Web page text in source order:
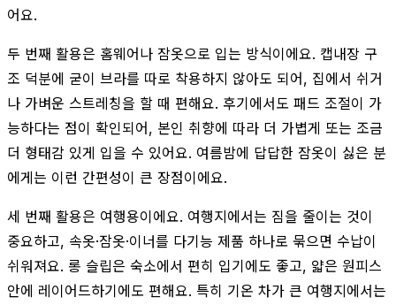
어요.
두 번째 활용은 홈웨어나 잠옷으로 입는 방식이에요. 캡내장 구
조 덕분에 굳이 브라를 따로 착용하지 않아도 되어, 집에서 쉬거
나 가벼운 스트레칭을 할 때 편해요. 후기에서도 패드 조절이 가
능하다는 점이 확인되어, 본인 취향에 따라 더 가볍게 또는 조금
더 형태감 있게 입을 수 있어요. 여름밤에 답답한 잠옷이 싫은 분
에게는 이런 간편성이 큰 장점이에요.
세 번째 활용은 여행용이에요. 여행지에서는 짐을 줄이는 것이
중요하고, 속옷·잠옷·이너를 다기능 제품 하나로 묶으면 수납이
쉬워져요. 롱 슬립은 숙소에서 편히 입기에도 좋고, 얇은 원피스
안에 레이어드하기에도 편해요. 특히 기온 차가 큰 여행지에서는